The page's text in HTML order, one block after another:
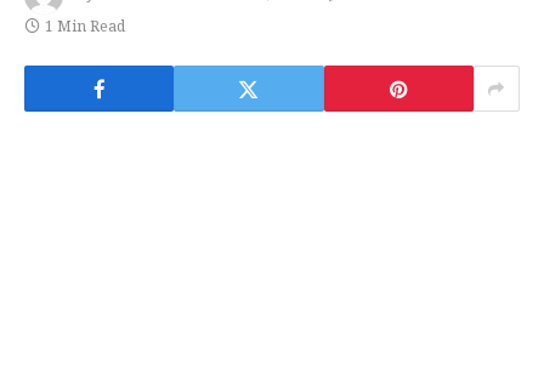
1 Min Read